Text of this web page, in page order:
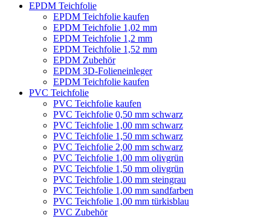
EPDM Teichfolie
EPDM Teichfolie kaufen
EPDM Teichfolie 1,02 mm
EPDM Teichfolie 1,2 mm
EPDM Teichfolie 1,52 mm
EPDM Zubehör
EPDM 3D-Folieneinleger
EPDM Teichfolie kaufen
PVC Teichfolie
PVC Teichfolie kaufen
PVC Teichfolie 0,50 mm schwarz
PVC Teichfolie 1,00 mm schwarz
PVC Teichfolie 1,50 mm schwarz
PVC Teichfolie 2,00 mm schwarz
PVC Teichfolie 1,00 mm olivgrün
PVC Teichfolie 1,50 mm olivgrün
PVC Teichfolie 1,00 mm steingrau
PVC Teichfolie 1,00 mm sandfarben
PVC Teichfolie 1,00 mm türkisblau
PVC Zubehör